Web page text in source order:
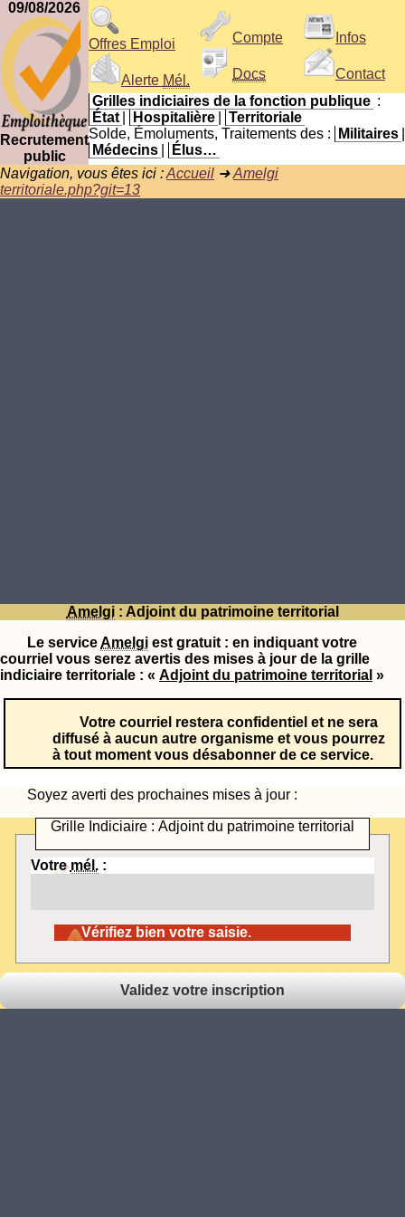
09/08/2026
Recrutement
public
Offres Emploi
Alerte Mél.
Compte
Docs
Infos
Contact
Grilles indiciaires de la fonction publique :
État
Hospitalière
Territoriale
Solde, Émoluments, Traitements des :
Militaires
Médecins
Élus…
Navigation, vous êtes ici :Accueil ➜Amelgi
territoriale.php?git=13
Amelgi: Adjoint du patrimoine territorial
Le serviceAmelgi est gratuit : en indiquant votre
courriel vous serez avertis des mises à jour de la grille
indiciaire territoriale : « Adjoint du patrimoine territorial »
Votre courriel restera confidentiel et ne sera
diffusé à aucun autre organisme et vous pourrez
à tout moment vous désabonner de ce service.
Soyez averti des prochaines mises à jour :
Grille Indiciaire : Adjoint du patrimoine territorial
Votremél.:
Vérifiez bien votre saisie.